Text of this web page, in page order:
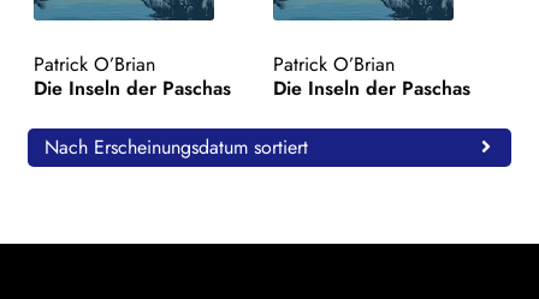
Search:
Patrick O’Brian
Die Inseln der Paschas
Patrick O’Brian
Die Inseln der Paschas
Nach Erscheinungsdatum sortiert